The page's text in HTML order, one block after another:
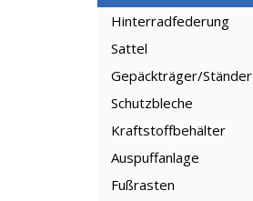
Hinterradfederung
Sattel
Gepäckträger/Ständer
Schutzbleche
Kraftstoffbehälter
Auspuffanlage
Fußrasten